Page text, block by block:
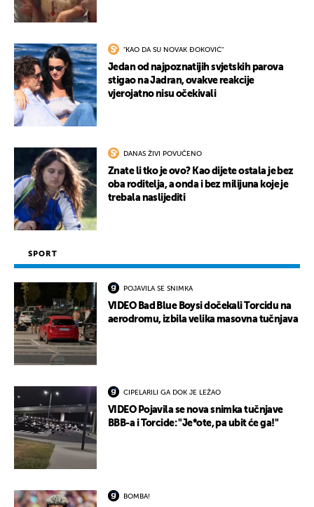
"KAO DA SU NOVAK ĐOKOVIĆ"
Jedan od najpoznatijih svjetskih parova
stigao na Jadran, ovakve reakcije
vjerojatno nisu očekivali
DANAS ŽIVI POVUČENO
Znate li tko je ovo? Kao dijete ostala je bez
oba roditelja, a onda i bez milijuna koje je
trebala naslijediti
SPORT
POJAVILA SE SNIMKA
VIDEO Bad Blue Boysi dočekali Torcidu na
aerodromu, izbila velika masovna tučnjava
CIPELARILI GA DOK JE LEŽAO
VIDEO Pojavila se nova snimka tučnjave
BBB-a i Torcide: "Je*ote, pa ubit će ga!"
BOMBA!